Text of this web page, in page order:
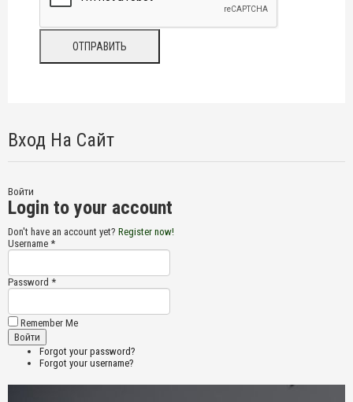
Вход На Сайт
Войти
Login to your account
Don't have an account yet? Register now!
Username *
Password *
Remember Me
Forgot your password?
Forgot your username?